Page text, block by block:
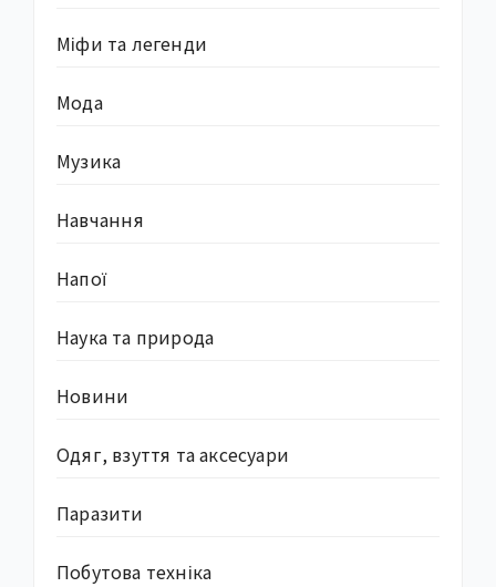
Міфи та легенди
Мода
Музика
Навчання
Напої
Наука та природа
Новини
Одяг, взуття та аксесуари
Паразити
Побутова техніка